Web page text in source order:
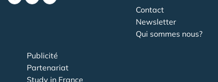
Contact
Newsletter
Qui sommes nous?
Publicité
Partenariat
Study in France